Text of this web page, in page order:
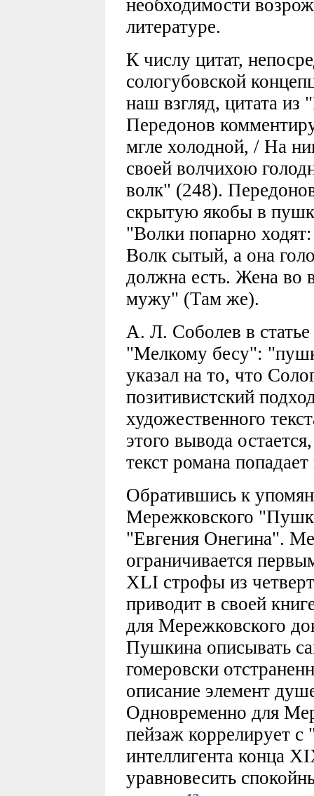
необходимости
литературе.
К числу цитат,
сологубовской
наш взгляд, цитата
Передонов
мгле холодной, / На
своей волчихою
волк" (248).
скрытую якобы в
"Волки попарно
Волк сытый, а она
должна есть. Жена во
мужу" (Там же).
А. Л. Соболев в
"Мелкому бесу":
указал на то, что
позитивистский
художественного
этого вывода
текст романа
Обратившись к
Мережковского
"Евгения Онегина".
ограничивается
ХLI строфы из
приводит в своей
для Мережковского
Пушкина описывать
гомеровски
описание элемент
Одновременно для
пейзаж коррелирует
интеллигента конца
уравновесить